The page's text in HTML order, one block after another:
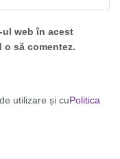
ul web în acest
să comentez.
utilizare și cuPolitica